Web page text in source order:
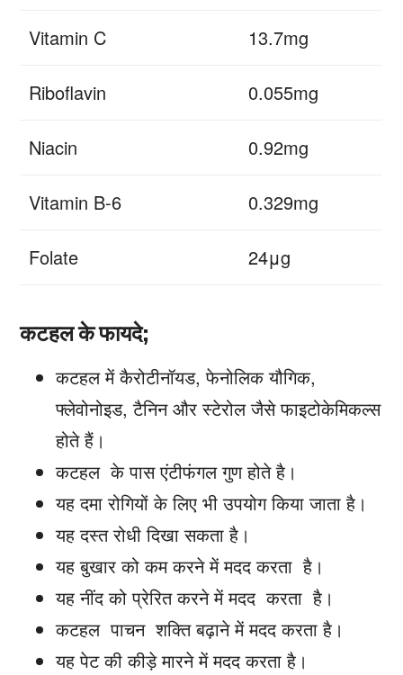
Vitamin C 13.7mg
Riboflavin 0.055mg
Niacin 0.92mg
Vitamin B-6 0.329mg
Folate 24μg
कटहल के फायदे;
कटहल में कैरोटीनॉयड, फेनोलिक यौगिक,
फ्लेवोनोइड, टैनिन और स्टेरोल जैसे फाइटोकेमिकल्स
होते हैं।
कटहल के पास एंटीफंगल गुण होते है।
यह दमा रोगियों के लिए भी उपयोग किया जाता है।
यह दस्त रोधी दिखा सकता है।
यह बुखार को कम करने में मदद करता है।
यह नींद को प्रेरित करने में मदद करता है।
कटहल पाचन शक्ति बढ़ाने में मदद करता है।
यह पेट की कीड़े मारने में मदद करता है।